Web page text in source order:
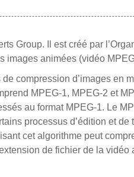
Group. Il est créé par
images animées (vidéo
compression d’images en
MPEG-1, MPEG-2 et
au format MPEG-1. Le
processus d’édition et
cet algorithme peut
de fichier de la